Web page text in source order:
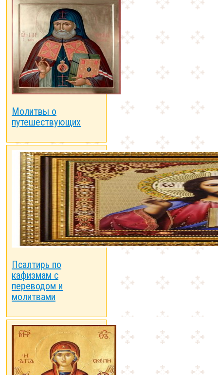
Молитвы о
путешествующих
Псалтирь по
кафизмам с
переводом и
молитвами